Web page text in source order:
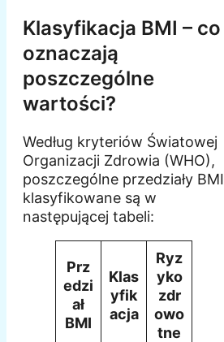
Klasyfikacja BMI – co
oznaczają
poszczególne
wartości?
Według kryteriów Światowej
Organizacji Zdrowia (WHO),
poszczególne przedziały BMI
klasyfikowane są w
następującej tabeli:
Prz
edzi
ał
BMI
Klas
yfik
acja
Ryz
yko
zdr
owo
tne